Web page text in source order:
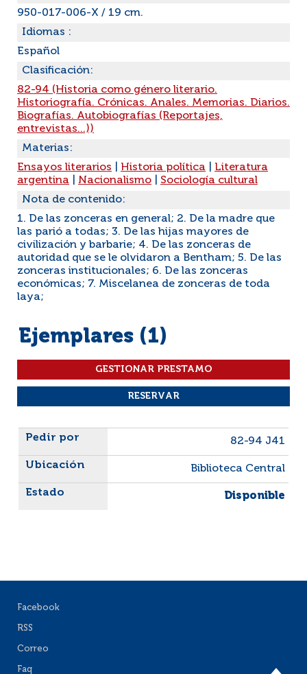
950-017-006-X / 19 cm.
Idiomas :
Español
Clasificación:
82-94 (Historia como género literario.
Historiografía. Crónicas. Anales. Memorias. Diarios.
Biografías. Autobiografías (Reportajes,
entrevistas...))
Materias:
Ensayos literarios
Historia política
Literatura
argentina
Nacionalismo
Sociología cultural
Nota de contenido:
1. De las zonceras en general; 2. De la madre que
las parió a todas; 3. De las hijas mayores de
civilización y barbarie; 4. De las zonceras de
autoridad que se le olvidaron a Bentham; 5. De las
zonceras institucionales; 6. De las zonceras
económicas; 7. Miscelanea de zonceras de toda
laya;
Ejemplares (1)
Liste des exemplaires
82-94 J41
Biblioteca Central
Disponible
Facebook
RSS
Correo
Faq